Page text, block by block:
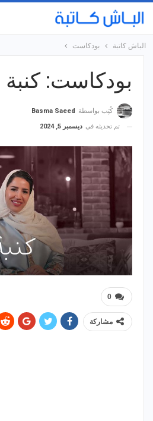
الباش كاتبة بودكاست
بودكاست:
كُتِب بواسطة
Basma Saeed
تم تحديثه في ديسمبر 5, 2024
0
مشاركة